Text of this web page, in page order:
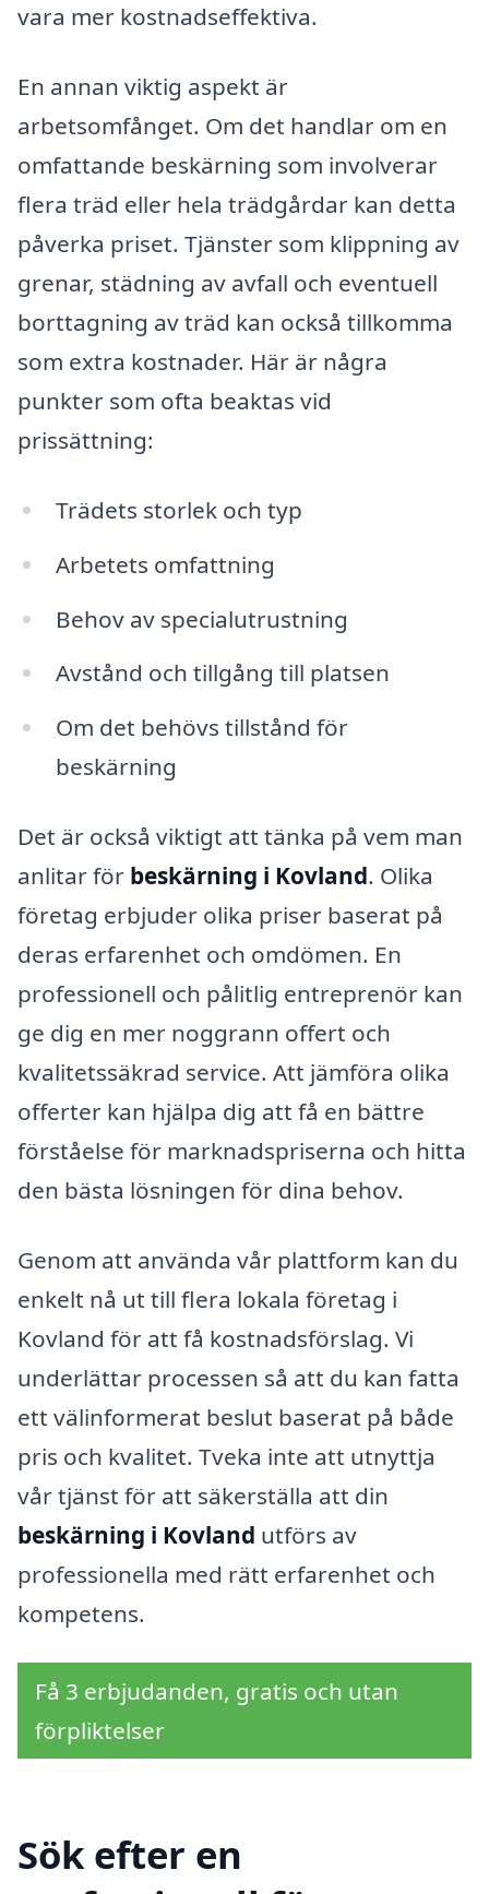
vara mer kostnadseffektiva.
En annan viktig aspekt är
arbetsomfånget. Om det handlar om en
omfattande beskärning som involverar
flera träd eller hela trädgårdar kan detta
påverka priset. Tjänster som klippning av
grenar, städning av avfall och eventuell
borttagning av träd kan också tillkomma
som extra kostnader. Här är några
punkter som ofta beaktas vid
prissättning:
Trädets storlek och typ
Arbetets omfattning
Behov av specialutrustning
Avstånd och tillgång till platsen
Om det behövs tillstånd för
beskärning
Det är också viktigt att tänka på vem man
anlitar för beskärning i Kovland. Olika
företag erbjuder olika priser baserat på
deras erfarenhet och omdömen. En
professionell och pålitlig entreprenör kan
ge dig en mer noggrann offert och
kvalitetssäkrad service. Att jämföra olika
offerter kan hjälpa dig att få en bättre
förståelse för marknadspriserna och hitta
den bästa lösningen för dina behov.
Genom att använda vår plattform kan du
enkelt nå ut till flera lokala företag i
Kovland för att få kostnadsförslag. Vi
underlättar processen så att du kan fatta
ett välinformerat beslut baserat på både
pris och kvalitet. Tveka inte att utnyttja
vår tjänst för att säkerställa att din
beskärning i Kovland utförs av
professionella med rätt erfarenhet och
kompetens.
Få 3 erbjudanden, gratis och utan
förpliktelser
Sök efter en